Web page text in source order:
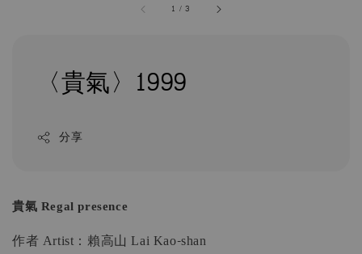
1 /3
〈貴氣〉1999
分享
貴氣 Regal presence
作者 Artist：賴高山 Lai Kao-shan